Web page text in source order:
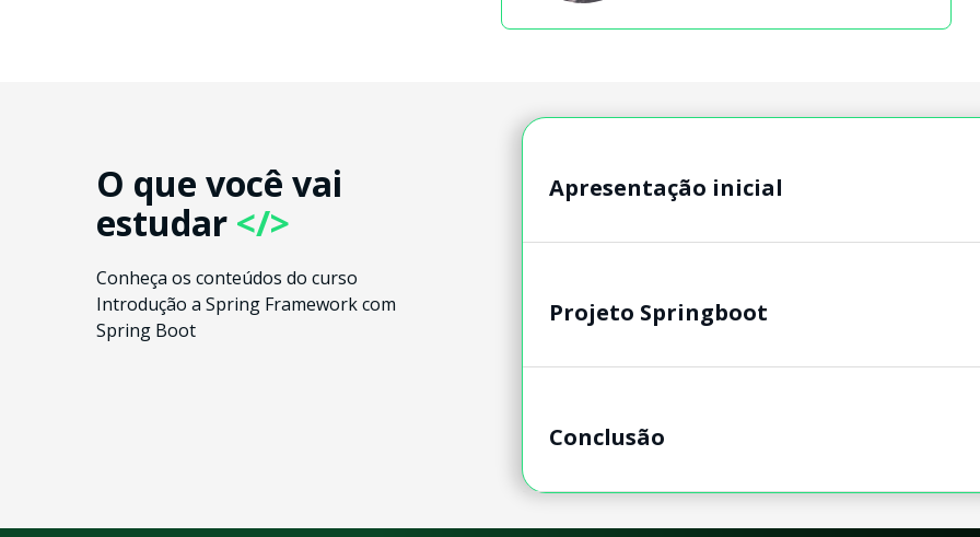
O que você vai
estudar </>
Conheça os conteúdos do curso
Introdução a Spring Framework com
Spring Boot
Apresentação inicial
Projeto Springboot
Conclusão